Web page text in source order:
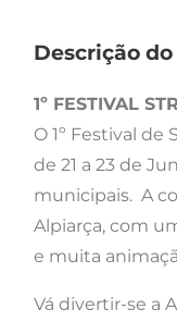
Descrição
1º FESTIVAL
O 1º Festival de
de 21 a 23 de
municipais. A
Alpiarça, com
e muita
Vá divertir-se a